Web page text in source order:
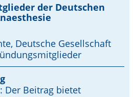
der Deutschen
Deutsche Gesellschaft
Der Beitrag bietet